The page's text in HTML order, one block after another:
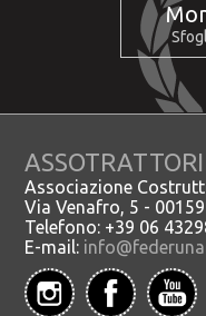
ASSOTRATTORI
Associazione
Via Venafro, 5 -
Telefono: +39 06
E-mail: